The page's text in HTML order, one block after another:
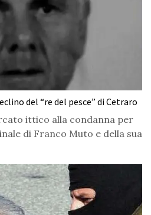
del “re del pesce” di Cetraro
ittico alla condanna per
di Franco Muto e della sua